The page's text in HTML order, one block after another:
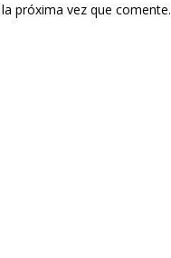
próxima vez que comente.